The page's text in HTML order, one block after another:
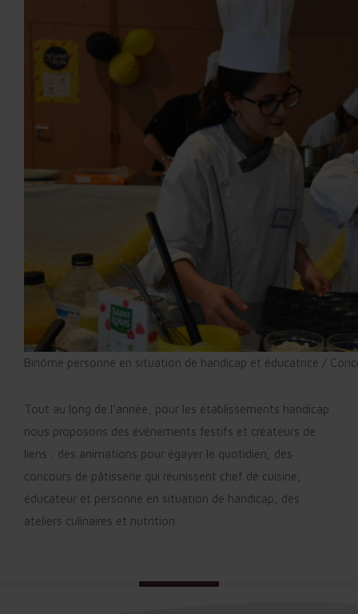
Binôme personne en situation de handicap et éducatrice /
Tout au long de l’année, pour les établissements handicap
nous proposons des événements festifs et créateurs de
liens : des animations pour égayer le quotidien, des
concours de pâtisserie qui réunissent chef de cuisine,
éducateur et personne en situation de handicap, des
ateliers culinaires et nutrition.